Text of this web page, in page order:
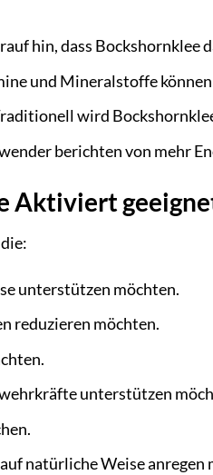
hin, dass Bockshornklee
und Mineralstoffe können
wird
berichten von mehr
Aktiviert
unterstützen möchten.
reduzieren möchten.
unterstützen
natürliche Weise anregen